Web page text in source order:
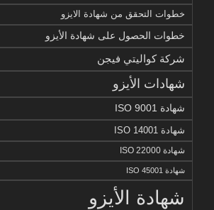
خطوات التحقق من شهادة الايزو
خطوات الحصول على شهادة الأيزو
شركة كواليتي فيجن
شهادات الأيزو
شهادة ISO 9001
شهادة ISO 14001
شهادة ISO 22000
شهادة ISO 45001
شهادة الأيزو